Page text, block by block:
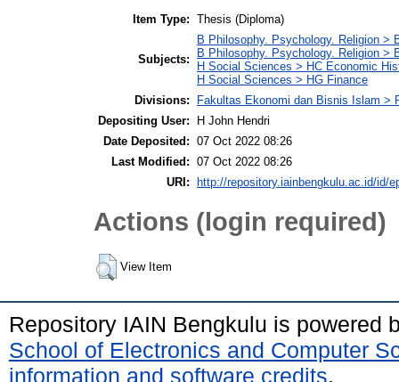
Item Type: Thesis (Diploma)
Subjects:
B Philosophy. Psychology. Religion >
B Philosophy. Psychology. Religion >
H Social Sciences > HC Economic
H Social Sciences > HG Finance
Divisions:
Fakultas Ekonomi dan Bisnis Islam >
Depositing User:
H John Hendri
Date Deposited: 07 Oct 2022 08:26
Last Modified: 07 Oct 2022 08:26
URI:
http://repository.iainbengkulu.ac.id/id/
Actions (login required)
View Item
Repository IAIN Bengkulu is powered
School of Electronics and Computer
information and software credits.